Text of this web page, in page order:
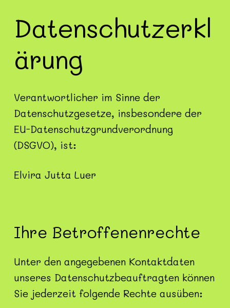
Projekte
Öffnungszeiten
Danksagung
Dokumente
Gallerie
Datenschutzerklärung
Datenschutzerkl
ärung
Verantwortlicher im Sinne der
Datenschutzgesetze, insbesondere der
EU-Datenschutzgrundverordnung
(DSGVO), ist:
Elvira Jutta Luer
Ihre Betroffenenrechte
Unter den angegebenen Kontaktdaten
unseres Datenschutzbeauftragten können
Sie jederzeit folgende Rechte ausüben: